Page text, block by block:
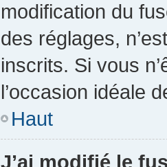
modification du
des réglages,
inscrits. Si vous
l’occasion idéale
Haut
J’ai modifié le